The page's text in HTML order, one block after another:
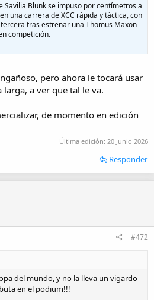
Savilia Blunk se impuso por centímetros a
una carrera de XCC rápida y táctica, con
tras estrenar una Thömus Maxon
competición.
pero ahora le tocará usar
a ver que tal le va.
de momento en edición
Última edición: 20 Junio 2026
Responder
#472
del mundo, y no la lleva un vigardo
en el podium!!!